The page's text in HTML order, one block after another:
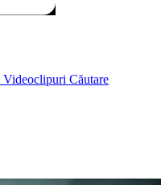
Videoclipuri Căutare